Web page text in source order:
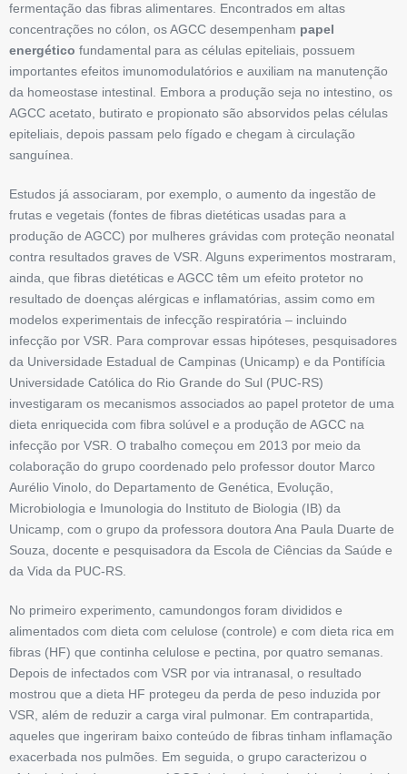
fermentação das fibras alimentares. Encontrados em altas
concentrações no cólon, os AGCC desempenham papel
energético fundamental para as células epiteliais, possuem
importantes efeitos imunomodulatórios e auxiliam na manutenção
da homeostase intestinal. Embora a produção seja no intestino, os
AGCC acetato, butirato e propionato são absorvidos pelas células
epiteliais, depois passam pelo fígado e chegam à circulação
sanguínea.
Estudos já associaram, por exemplo, o aumento da ingestão de
frutas e vegetais (fontes de fibras dietéticas usadas para a
produção de AGCC) por mulheres grávidas com proteção neonatal
contra resultados graves de VSR. Alguns experimentos mostraram,
­ainda, que fibras dietéticas e AGCC têm um efeito protetor no
resultado de doenças alérgicas e inflamatórias, assim como em
modelos experimentais de infecção respiratória – incluindo
infecção por VSR. Para comprovar essas hipóteses, pesquisadores
da Universidade Estadual de Campinas (Unicamp) e da Pontifícia
Universidade Católica do Rio Grande do Sul (PUC-RS)
investigaram os mecanismos associados ao papel protetor de uma
dieta enriquecida com fibra solúvel e a produção de AGCC na
infecção por VSR. O trabalho começou em 2013 por meio da
colaboração do grupo coordenado pelo professor doutor Marco
Aurélio Vinolo, do Departamento de Genética, Evolução,
Microbiologia e Imunologia do Instituto de Biologia (IB) da
Unicamp, com o grupo da professora doutora Ana Paula Duarte de
Souza, docente e pesquisadora da Escola de Ciências da Saúde e
da Vida da PUC-RS.
No primeiro experimento, camundongos foram divididos e
alimentados com dieta com celulose (controle) e com dieta rica em
fibras (HF) que conti­nha celulose e pectina, por quatro semanas.
Depois de infectados com VSR por via intranasal, o resultado
mostrou que a dieta HF protegeu da perda de peso induzida por
VSR, além de reduzir a carga viral pulmonar. Em contrapartida,
aqueles que ingeriram baixo conteúdo de ­fibras tinham inflamação
exacerbada nos pulmões. Em seguida, o grupo caracterizou o